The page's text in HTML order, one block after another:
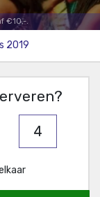
€10,-.
2019
4